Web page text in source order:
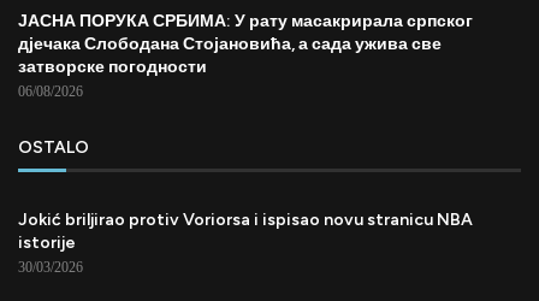
ЈАСНА ПОРУКА СРБИМА: У рату масакрирала српског
дјечака Слободана Стојановића, а сада ужива све
затворске погодности
06/08/2026
OSTALO
Jokić briljirao protiv Voriorsa i ispisao novu stranicu NBA
istorije
30/03/2026